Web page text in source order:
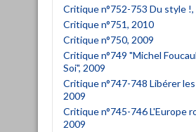
Critique n°752-753 Du style
Critique n°751, 2010
Critique n°750, 2009
Critique n°749 "Michel
Soi", 2009
Critique n°747-748 Libérer les
2009
Critique n°745-746 L'Europe
2009